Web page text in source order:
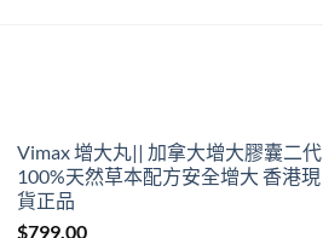
Vimax 增大丸|| 加拿大增大膠囊二代
100%天然草本配方安全增大 香港現
貨正品
$799.00